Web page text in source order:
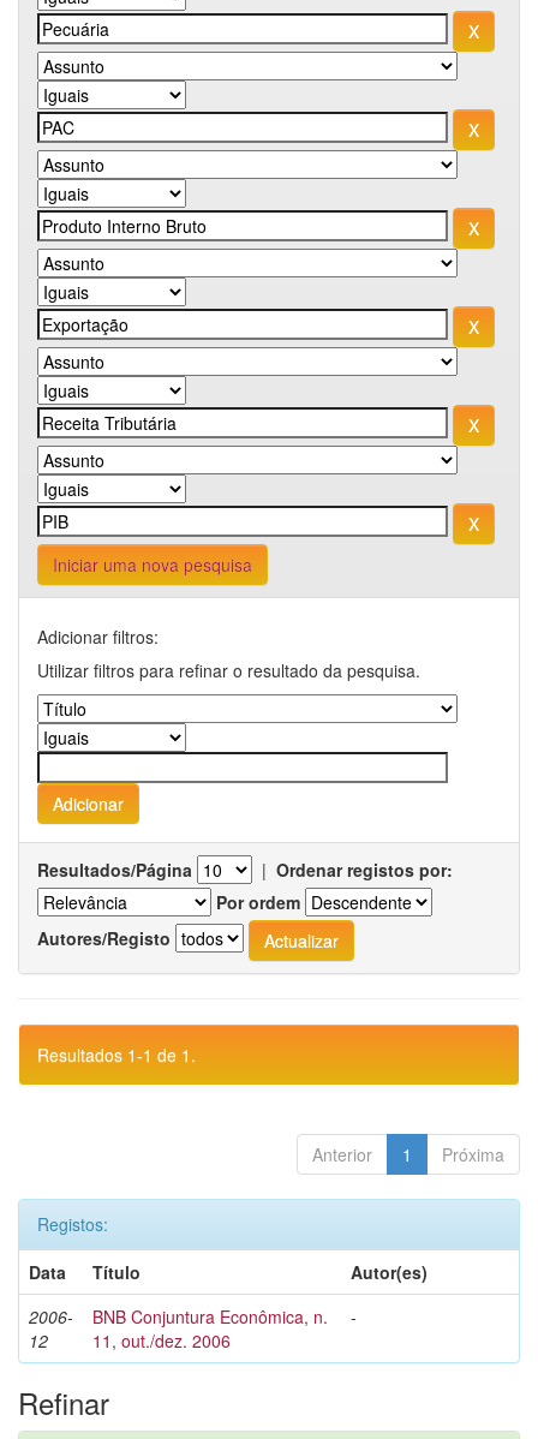
Iniciar uma nova pesquisa
Adicionar filtros:
Utilizar filtros para refinar o resultado da pesquisa.
Resultados/Página | Ordenar registos por:
Por ordem
Autores/Registo
Resultados 1-1 de 1.
Anterior 1 Próxima
Registos:
Data
Título
Autor(es)
2006-
12
BNB Conjuntura Econômica, n.
11, out./dez. 2006
-
Refinar